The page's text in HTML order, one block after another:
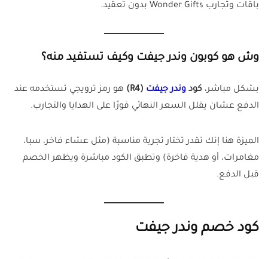
باقات وتجارب Wonder Gifts بدون تعقيد.
وش هو كوبون وندر جيفت وكيف تستفيد منه؟
بشكل مباشر، كود وندر جيفت (R4)
هو رمز ترويجي تستخدمه عند
الدفع عشان يقلل السعر النهائي فورًا على الهدايا والتجارب.
الميزة هنا إنك تقدر تختار تجربة مناسبة (مثل عشاء فاخر، سبا،
مغامرات، أو هدية فاخرة) وتطبق الكود مباشرة ويظهر الخصم
قبل الدفع.
كود خصم وندر جيفت